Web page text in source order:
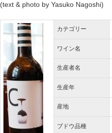
(text & photo by Yasuko Nagoshi)
カテゴリー
ワイン名
生産者名
生産年
産地
ブドウ品種